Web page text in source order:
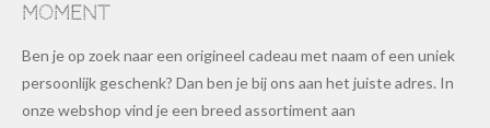
moment
Ben je op zoek naar een origineel cadeau met naam of een uniek
persoonlijk geschenk? Dan ben je bij ons aan het juiste adres. In
onze webshop vind je een breed assortiment aan